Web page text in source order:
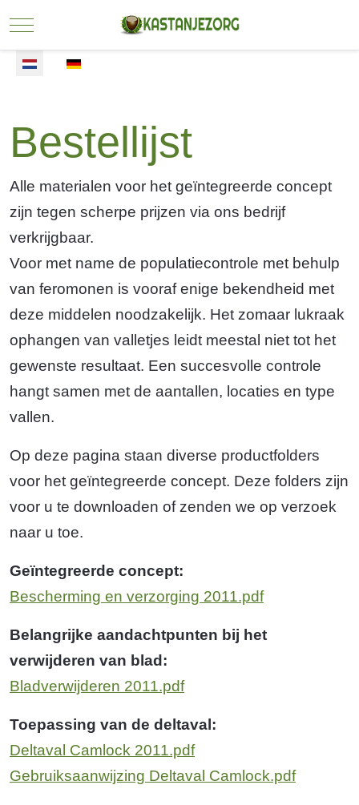
Mobile Menu Toggle
Selecteer de taal
Bestellijst
Alle materialen voor het geïntegreerde concept
zijn tegen scherpe prijzen via ons bedrijf
verkrijgbaar.
Voor met name de populatiecontrole met behulp
van feromonen is vooraf enige bekendheid met
deze middelen noodzakelijk. Het zomaar lukraak
ophangen van valletjes leidt meestal niet tot het
gewenste resultaat. Een succesvolle controle
hangt samen met de aantallen, locaties en type
vallen.
Op deze pagina staan diverse productfolders
voor het geïntegreerde concept. Deze folders zijn
voor u te downloaden of zenden we op verzoek
naar u toe.
Geïntegreerde concept:
Bescherming en verzorging 2011.pdf
Belangrijke aandachtpunten bij het
verwijderen van blad:
Bladverwijderen 2011.pdf
Toepassing van de deltaval:
Deltaval Camlock 2011.pdf
Gebruiksaanwijzing Deltaval Camlock.pdf